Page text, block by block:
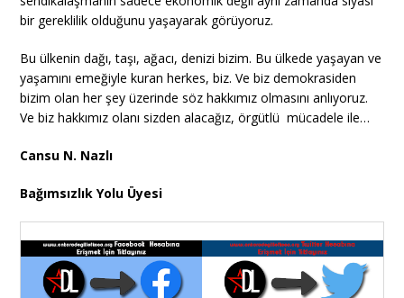
bir gereklilik olduğunu yaşayarak görüyoruz.
Bu ülkenin dağı, taşı, ağacı, denizi bizim. Bu ülkede yaşayan ve
yaşamını emeğiyle kuran herkes, biz. Ve biz demokrasiden
bizim olan her şey üzerinde söz hakkımız olmasını anlıyoruz.
Ve biz hakkımız olanı sizden alacağız, örgütlü mücadele ile…
Cansu N. Nazlı
Bağımsızlık Yolu Üyesi